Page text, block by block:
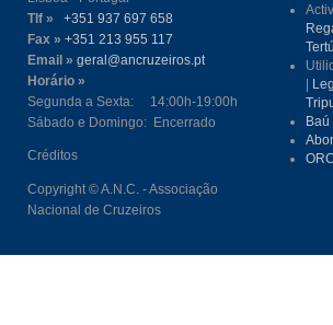
Tlf »
+351 937 697 658
Fax » +351 213 955 117
Email » geral@ancruzeiros.pt
Horário »
Segunda a Sexta: 14:00h-19:00h
Sábado e Domingo: Encerrado
Créditos
Copyright © A.N.C. - Associação
Nacional de Cruzeiros
|
Baú